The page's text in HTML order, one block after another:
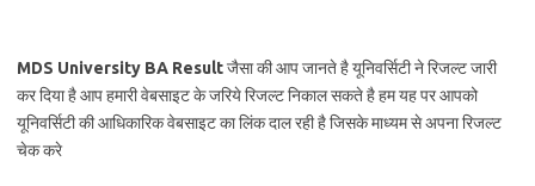
MDS University BA Resultजैसा की आप जानते है यूनिवर्सिटी ने रिजल्ट जारी
कर दिया है आप हमारी वेबसाइट के जरिये रिजल्ट निकाल सकते है हम यह पर आपको
यूनिवर्सिटी की आधिकारिक वेबसाइट का लिंक दाल रही है जिसके माध्यम से अपना रिजल्ट
चेक करे